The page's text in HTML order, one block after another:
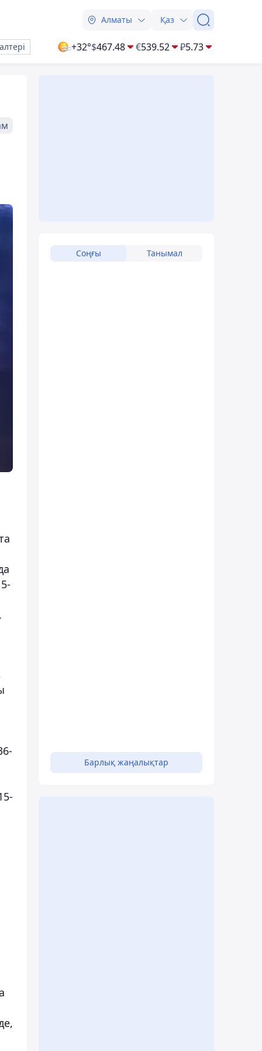
Алматы Қаз
+32°$467.48 €539.52 ₽5.73
Соңғы Танымал
Барлық жаңалықтар